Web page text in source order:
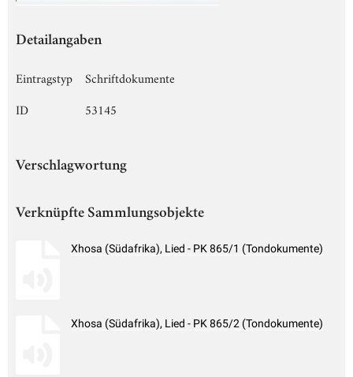
Detailangaben
Eintragstyp
Schriftdokumente
ID
53145
Verschlagwortung
Verknüpfte Sammlungsobjekte
Xhosa (Südafrika), Lied - PK 865/1 (Tondokumente)
Xhosa (Südafrika), Lied - PK 865/2 (Tondokumente)